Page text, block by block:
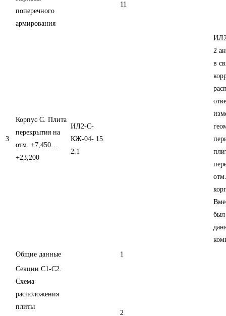
поперечного
армирования
11
3
Корпус С. Плита
перекрытия на
отм. +7,450…
+23,200
ИЛ2-С-
КЖ-04-
2.1
15
2
в
Общие данные
1
Секции С1-С2.
Схема
расположения
плиты
2